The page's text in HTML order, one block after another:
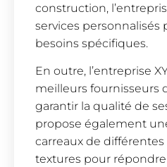
construction,
services personnalisés
besoins spécifiques.
En outre, l’entreprise
meilleurs fournisseurs
garantir la qualité de
propose également
carreaux de
textures pour